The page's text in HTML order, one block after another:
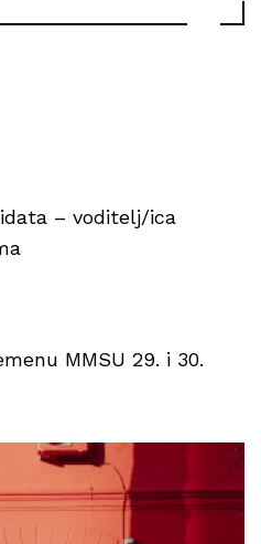
– voditelj/ica
MMSU 29. i 30.